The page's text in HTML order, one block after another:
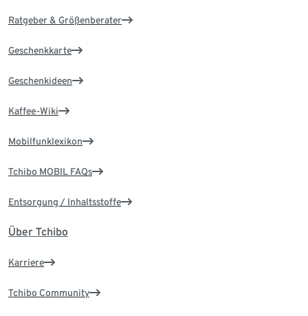
Ratgeber & Größenberater
Geschenkkarte
Geschenkideen
Kaffee-Wiki
Mobilfunklexikon
Tchibo MOBIL FAQs
Entsorgung / Inhaltsstoffe
Über Tchibo
Karriere
Tchibo Community